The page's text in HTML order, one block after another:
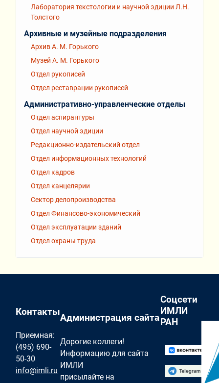
Лаборатория текстологии и научной эдиции Л.Н.
Толстого
Архивные и музейные подразделения
Архив А. М. Горького
Музей А. М. Горького
Отдел рукописей
Отдел реставрации рукописей
Административно-управленческие отделы
Отдел аспирантуры
Отдел научной эдиции
Редакционно-издательский отдел
Отдел информационных технологий
Отдел кадров
Отдел канцелярии
Сектор делопроизводства
Отдел Финансово-экономический
Отдел эксплуатации зданий
Отдел охраны труда
Контакты
Приемная:
(495) 690-
50-30
info@imli.ru
Администрация сайта
Дорогие коллеги!
Информацию для сайта
ИМЛИ
присылайте на
Соцсети
ИМЛИ
РАН